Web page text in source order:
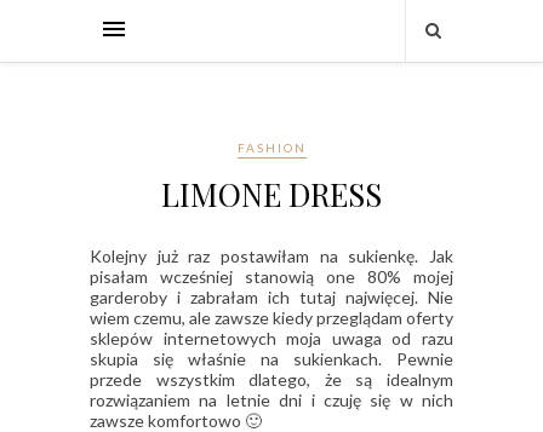
FASHION
LIMONE DRESS
Kolejny już raz postawiłam na sukienkę. Jak
pisałam wcześniej stanowią one 80% mojej
garderoby i zabrałam ich tutaj najwięcej. Nie
wiem czemu, ale zawsze kiedy przeglądam oferty
sklepów internetowych moja uwaga od razu
skupia się właśnie na sukienkach. Pewnie
przede wszystkim dlatego, że są idealnym
rozwiązaniem na letnie dni i czuję się w nich
zawsze komfortowo 🙂